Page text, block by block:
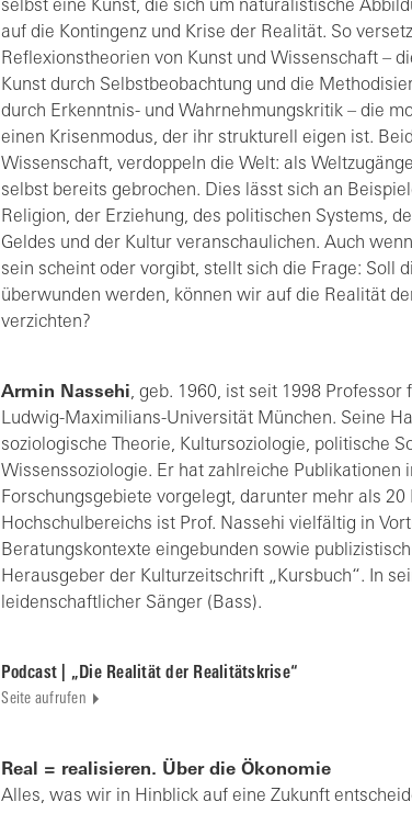
selbst eine Kunst, die sich um naturalistische
auf die Kontingenz und Krise der Realität. So
Reflexionstheorien von Kunst und Wissenschaft –
Kunst durch Selbstbeobachtung und die
durch Erkenntnis- und Wahrnehmungskritik – die
einen Krisenmodus, der ihr strukturell eigen ist.
Wissenschaft, verdoppeln die Welt: als
selbst bereits gebrochen. Dies lässt sich an
Religion, der Erziehung, des politischen Systems,
Geldes und der Kultur veranschaulichen. Auch
sein scheint oder vorgibt, stellt sich die Frage: Soll
überwunden werden, können wir auf die Realität
verzichten?
Armin Nassehi, geb. 1960, ist seit 1998 Professor
Ludwig-Maximilians-Universität München. Seine
soziologische Theorie, Kultursoziologie, politische
Wissenssoziologie. Er hat zahlreiche Publikationen
Forschungsgebiete vorgelegt, darunter mehr als 20
Hochschulbereichs ist Prof. Nassehi vielfältig in
Beratungskontexte eingebunden sowie
Herausgeber der Kulturzeitschrift „Kursbuch“. In
leidenschaftlicher Sänger (Bass).
Podcast | „Die Realität der Realitätskrise“
Seite aufrufen
Real = realisieren. Über die Ökonomie
Alles, was wir in Hinblick auf eine Zukunft